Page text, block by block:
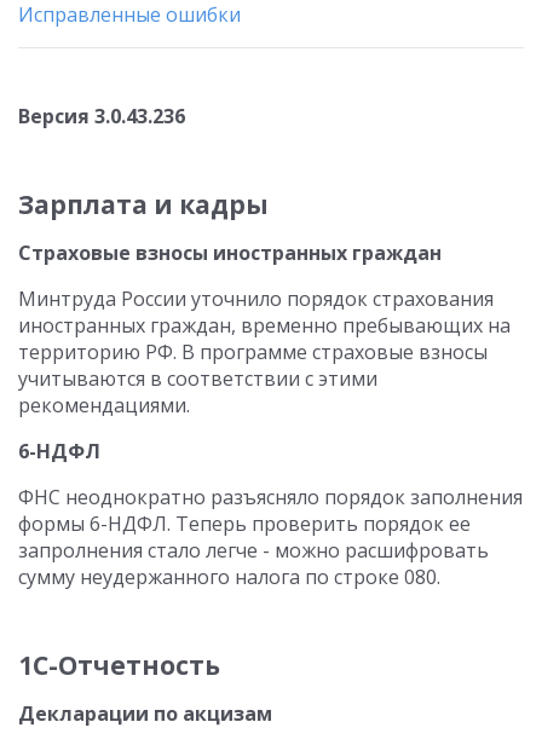
Исправленные ошибки
Версия 3.0.43.236
Зарплата и кадры
Страховые взносы иностранных граждан
Минтруда России уточнило порядок страхования
иностранных граждан, временно пребывающих на
территорию РФ. В программе страховые взносы
учитываются в соответствии с этими
рекомендациями.
6-НДФЛ
ФНС неоднократно разъясняло порядок заполнения
формы 6-НДФЛ. Теперь проверить порядок ее
запролнения стало легче - можно расшифровать
сумму неудержанного налога по строке 080.
1С-Отчетность
Декларации по акцизам